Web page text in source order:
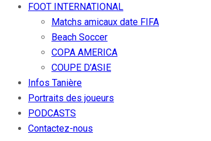
FOOT INTERNATIONAL
Matchs amicaux date FIFA
Beach Soccer
COPA AMERICA
COUPE D’ASIE
Infos Tanière
Portraits des joueurs
PODCASTS
Contactez-nous